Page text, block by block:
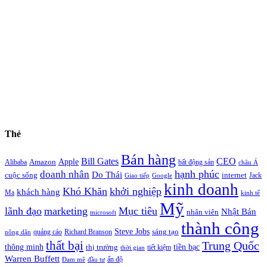
Thẻ
Alibaba Amazon Apple Bill Gates Bán hàng bất động sản CEO châu Á
cuộc sống doanh nhân Do Thái Giao tiếp Google hạnh phúc internet Jack
Ma khách hàng Khó Khăn khởi nghiệp kinh doanh kinh tế
lãnh đạo marketing microsoft Mục tiêu Mỹ nhân viên Nhật Bản
nông dân quảng cáo Richard Branson Steve Jobs sáng tạo thành công
thông minh thất bại thị trường thời gian tiết kiệm tiền bạc Trung Quốc
Warren Buffett Đam mê đầu tư ấn độ